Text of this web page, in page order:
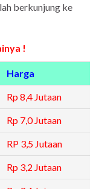
berkunjung ke
!
Harga
Rp 8,4 Jutaan
Rp 7,0 Jutaan
RP 3,5 Jutaan
Rp 3,2 Jutaan